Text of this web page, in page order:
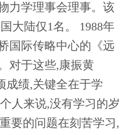
力学理事会理事。该
大陆仅1名。 1988年
国际传略中心的《远
对于这些,康振黄
成绩,关键全在于学
人来说,没有学习的岁
要的问题在刻苦学习,